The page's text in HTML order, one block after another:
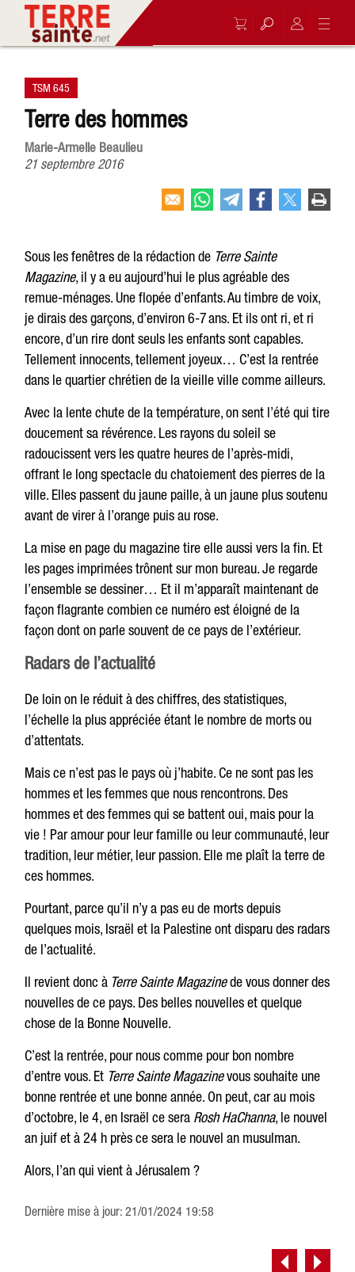
TSM 645
Terre des hommes
Marie-Armelle Beaulieu
21 septembre 2016
Sous les fenêtres de la rédaction de Terre Sainte
Magazine, il y a eu aujourd’hui le plus agréable des
remue-ménages. Une flopée d’enfants. Au timbre de voix,
je dirais des garçons, d’environ 6-7 ans. Et ils ont ri, et ri
encore, d’un rire dont seuls les enfants sont capables.
Tellement innocents, tellement joyeux… C’est la rentrée
dans le quartier chrétien de la vieille ville comme ailleurs.
Avec la lente chute de la température, on sent l’été qui tire
doucement sa révérence. Les rayons du soleil se
radoucissent vers les quatre heures de l’après-midi,
offrant le long spectacle du chatoiement des pierres de la
ville. Elles passent du jaune paille, à un jaune plus soutenu
avant de virer à l’orange puis au rose.
La mise en page du magazine tire elle aussi vers la fin. Et
les pages imprimées trônent sur mon bureau. Je regarde
l’ensemble se dessiner… Et il m’apparaît maintenant de
façon flagrante combien ce numéro est éloigné de la
façon dont on parle souvent de ce pays de l’extérieur.
Radars de l’actualité
De loin on le réduit à des chiffres, des statistiques,
l’échelle la plus appréciée étant le nombre de morts ou
d’attentats.
Mais ce n’est pas le pays où j’habite. Ce ne sont pas les
hommes et les femmes que nous rencontrons. Des
hommes et des femmes qui se battent oui, mais pour la
vie ! Par amour pour leur famille ou leur communauté, leur
tradition, leur métier, leur passion. Elle me plaît la terre de
ces hommes.
Pourtant, parce qu’il n’y a pas eu de morts depuis
quelques mois, Israël et la Palestine ont disparu des radars
de l’actualité.
Il revient donc à Terre Sainte Magazinede vous donner des
nouvelles de ce pays. Des belles nouvelles et quelque
chose de la Bonne Nouvelle.
C’est la rentrée, pour nous comme pour bon nombre
d’entre vous. Et Terre Sainte Magazinevous souhaite une
bonne rentrée et une bonne année. On peut, car au mois
d’octobre, le 4, en Israël ce sera Rosh HaChanna, le nouvel
an juif et à 24 h près ce sera le nouvel an musulman.
Alors, l’an qui vient à Jérusalem ?
Dernière mise à jour: 21/01/2024 19:58